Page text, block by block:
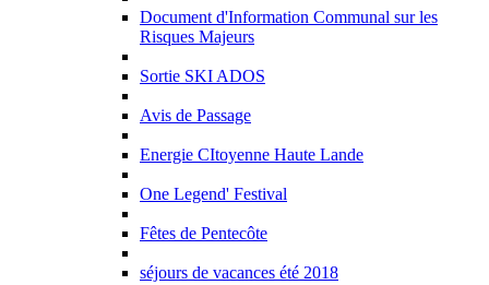
Document d'Information Communal sur les
Risques Majeurs
Sortie SKI ADOS
Avis de Passage
Energie CItoyenne Haute Lande
One Legend' Festival
Fêtes de Pentecôte
séjours de vacances été 2018